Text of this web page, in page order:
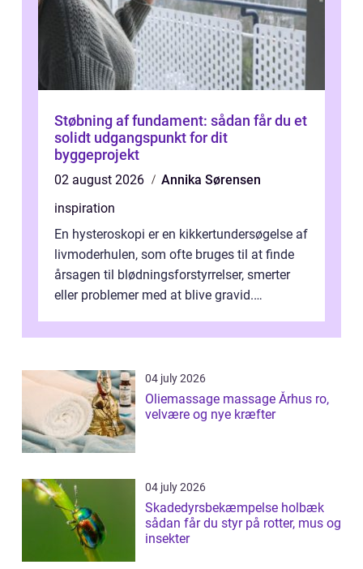
Støbning af fundament: sådan får du et
solidt udgangspunkt for dit
byggeprojekt
02 august 2026
Annika Sørensen
inspiration
En hysteroskopi er en kikkertundersøgelse af
livmoderhulen, som ofte bruges til at finde
årsagen til blødningsforstyrrelser, smerter
eller problemer med at blive gravid.
04 july 2026
Oliemassage massage Århus ro,
velvære og nye kræfter
04 july 2026
Skadedyrsbekæmpelse holbæk
sådan får du styr på rotter, mus og
insekter